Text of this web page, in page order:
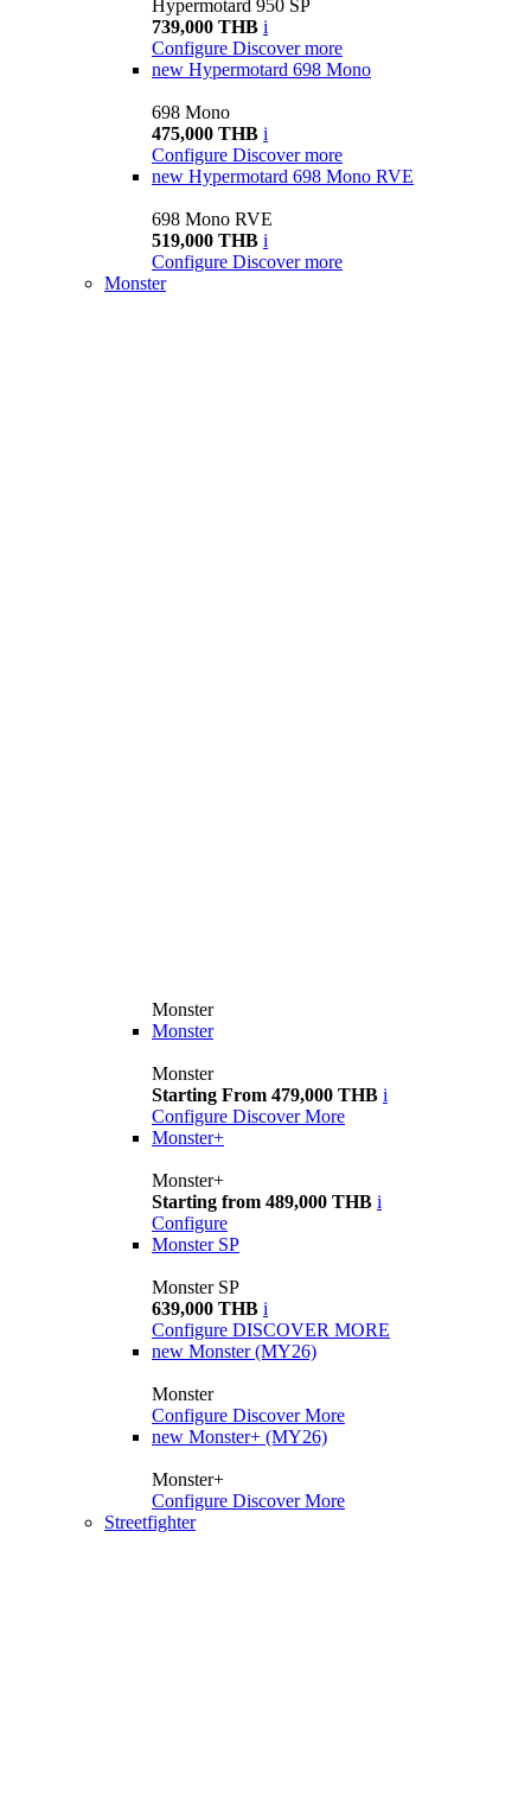
Hypermotard 950 SP
739,000 THB i
Configure Discover more
new Hypermotard 698 Mono
698 Mono
475,000 THB i
Configure Discover more
new Hypermotard 698 Mono RVE
698 Mono RVE
519,000 THB i
Configure Discover more
Monster
Monster
Monster
Monster
Starting From 479,000 THB i
Configure Discover More
Monster+
Monster+
Starting from 489,000 THB i
Configure
Monster SP
Monster SP
639,000 THB i
Configure DISCOVER MORE
new Monster (MY26)
Monster
Configure Discover More
new Monster+ (MY26)
Monster+
Configure Discover More
Streetfighter